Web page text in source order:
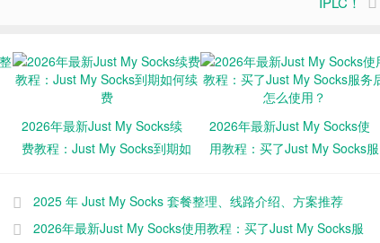
2026年最新Just My Socks续
费教程：Just My Socks到期如
2026年最新Just My Socks使
用教程：买了Just My Socks服
2025 年 Just My Socks 套餐整理、线路介绍、方案推荐
2026年最新Just My Socks使用教程：买了Just My Socks服